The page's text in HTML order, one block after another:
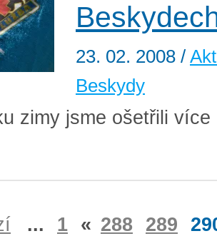
23. 02. 2008 /
Beskydy
zimy jsme ošetřili
... 1 « 288 289